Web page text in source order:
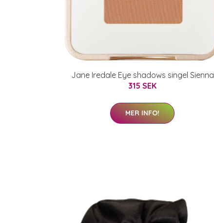
Jane Iredale Eye shadows singel Sienna
315 SEK
MER INFO!